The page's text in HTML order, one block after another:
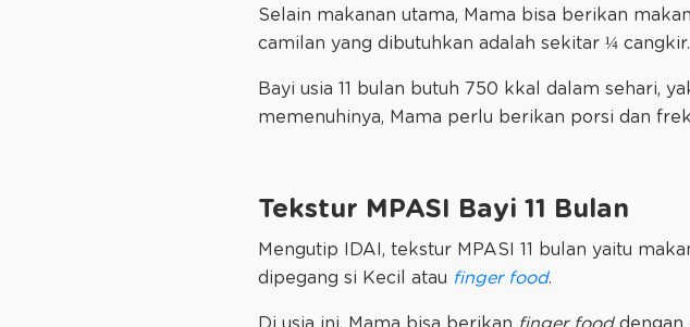
Selain makanan utama, Mama bisa berikan
camilan yang dibutuhkan adalah sekitar ¼ cangkir.
Bayi usia 11 bulan butuh 750 kkal dalam sehari,
memenuhinya, Mama perlu berikan porsi dan
Tekstur MPASI Bayi 11 Bulan
Mengutip IDAI, tekstur MPASI 11 bulan yaitu
dipegang si Kecil atau finger food.